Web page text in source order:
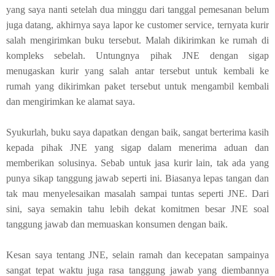
yang saya nanti setelah dua minggu dari tanggal pemesanan belum
juga datang, akhirnya saya lapor ke customer service, ternyata kurir
salah mengirimkan buku tersebut. Malah dikirimkan ke rumah di
kompleks sebelah. Untungnya pihak JNE dengan sigap
menugaskan kurir yang salah antar tersebut untuk kembali ke
rumah yang dikirimkan paket tersebut untuk mengambil kembali
dan mengirimkan ke alamat saya.
Syukurlah, buku saya dapatkan dengan baik, sangat berterima kasih
kepada pihak JNE yang sigap dalam menerima aduan dan
memberikan solusinya. Sebab untuk jasa kurir lain, tak ada yang
punya sikap tanggung jawab seperti ini. Biasanya lepas tangan dan
tak mau menyelesaikan masalah sampai tuntas seperti JNE. Dari
sini, saya semakin tahu lebih dekat komitmen besar JNE soal
tanggung jawab dan memuaskan konsumen dengan baik.
Kesan saya tentang JNE, selain ramah dan kecepatan sampainya
sangat tepat waktu juga rasa tanggung jawab yang diembannya